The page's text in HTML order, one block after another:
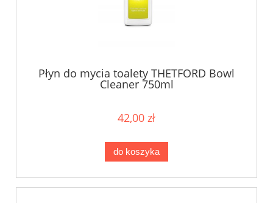
Płyn do mycia toalety THETFORD Bowl
Cleaner 750ml
42,00 zł
do koszyka